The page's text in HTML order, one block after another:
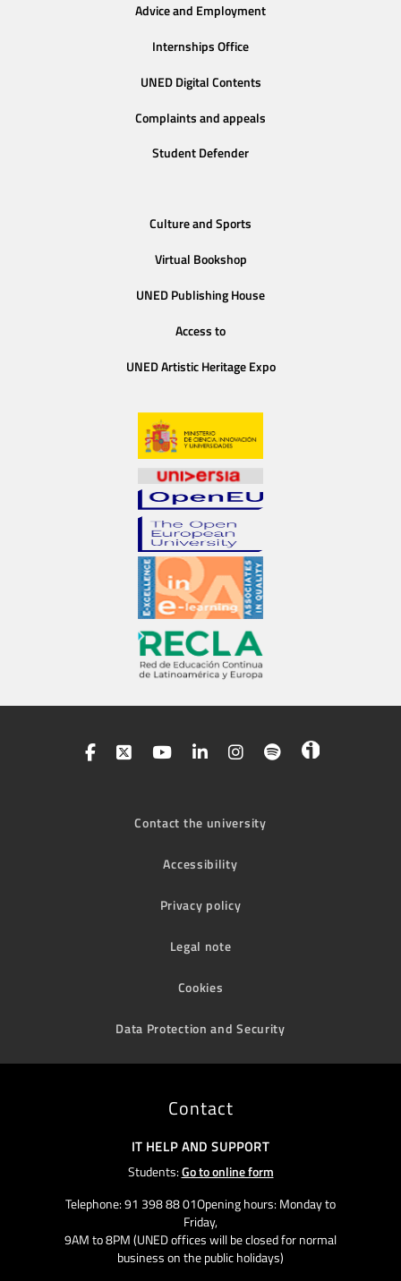
Advice and Employment
Internships Office
UNED Digital Contents
Complaints and appeals
Student Defender
Culture and Sports
Virtual Bookshop
UNED Publishing House
Access to
UNED Artistic Heritage Expo
Contact the university
Accessibility
Privacy policy
Legal note
Cookies
Data Protection and Security
Contact
IT HELP AND SUPPORT
Students:Go to online form
Telephone: 91 398 88 01Opening hours: Monday to
Friday,
9AM to 8PM (UNED offices will be closed for normal
business on the public holidays)